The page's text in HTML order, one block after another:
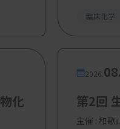
臨床化学
化
2026.
第2回
主催 : 和歌